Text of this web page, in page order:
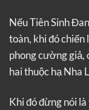
Nếu Tiên Sinh
toàn, khi đó
phong cường giả,
hai thuộc hạ Nha
Khi đó đừng nói